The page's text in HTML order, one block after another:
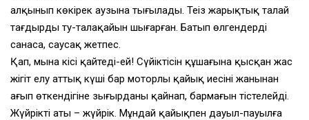
алқынып көкірек аузына тығылады. Теңіз жарықтық талай
тағдырдың ту-талақайын шығарған. Батып өлгендерді
санасаң, саусақ жетпес.
Қап, мына кісі қайтеді-ей! Сүйіктісін құшағына қысқан жас
жігіт елу аттық күші бар моторлы қайық иесінің жанынан
ағып өткендігіне зығырданы қайнап, бармағын тістелейді.
Жүйріктің аты – жүйрік. Мұндай қайықпен дауыл-пауылға